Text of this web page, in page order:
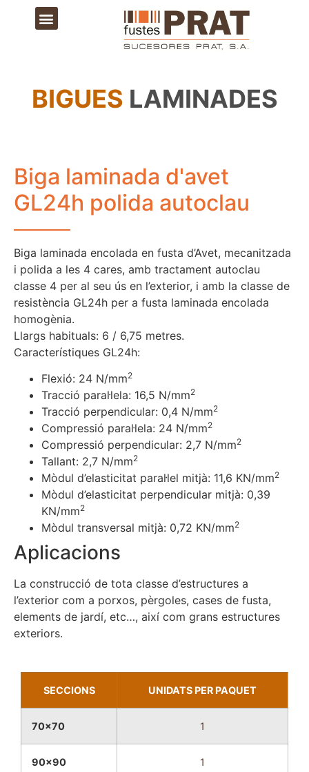
BIGUES LAMINADES
Biga laminada d'avet
GL24h polida autoclau
Biga laminada encolada en fusta d’Avet, mecanitzada
i polida a les 4 cares, amb tractament autoclau
classe 4 per al seu ús en l’exterior, i amb la classe de
resistència GL24h per a fusta laminada encolada
homogènia.
Llargs habituals: 6 / 6,75 metres.
Característiques GL24h:
Flexió: 24 N/mm2
Tracció paral·lela: 16,5 N/mm2
Tracció perpendicular: 0,4 N/mm2
Compressió paral·lela: 24 N/mm2
Compressió perpendicular: 2,7 N/mm2
Tallant: 2,7 N/mm2
Mòdul d’elasticitat paral·lel mitjà: 11,6 KN/mm2
Mòdul d’elasticitat perpendicular mitjà: 0,39
KN/mm2
Mòdul transversal mitjà: 0,72 KN/mm2
Aplicacions
La construcció de tota classe d’estructures a
l’exterior com a porxos, pèrgoles, cases de fusta,
elements de jardí, etc…, així com grans estructures
exteriors.
SECCIONS UNIDATS PER PAQUET
70x70 1
90x90 1